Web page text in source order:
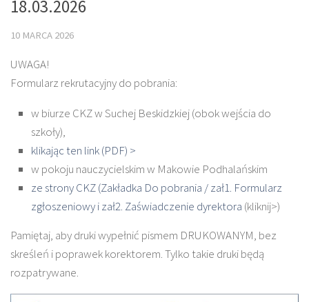
18.03.2026
10 MARCA 2026
UWAGA!
Formularz rekrutacyjny do pobrania:
w biurze CKZ w Suchej Beskidzkiej (obok wejścia do
szkoły),
klikając ten link (PDF) >
w pokoju nauczycielskim w Makowie Podhalańskim
ze strony CKZ (Zakładka Do pobrania / zał1. Formularz
zgłoszeniowy i zał2. Zaświadczenie dyrektora (kliknij>)
Pamiętaj, aby druki wypełnić pismem DRUKOWANYM, bez
skreśleń i poprawek korektorem. Tylko takie druki będą
rozpatrywane.